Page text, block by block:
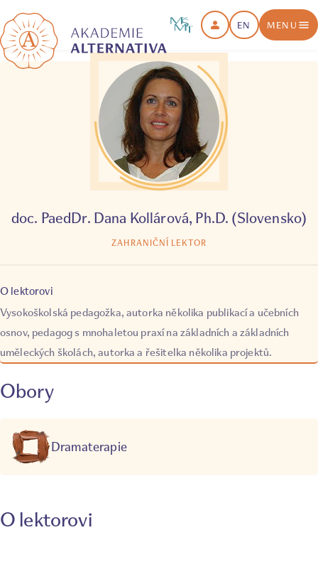
EN MENU
doc. PaedDr. Dana Kollárová, Ph.D. (Slovensko)
ZAHRANIČNÍ LEKTOR
O lektorovi
Vysokoškolská pedagožka, autorka několika publikací a učebních
osnov, pedagog s mnohaletou praxí na základních a základních
uměleckých školách, autorka a řešitelka několika projektů.
Obory
Dramaterapie
O lektorovi